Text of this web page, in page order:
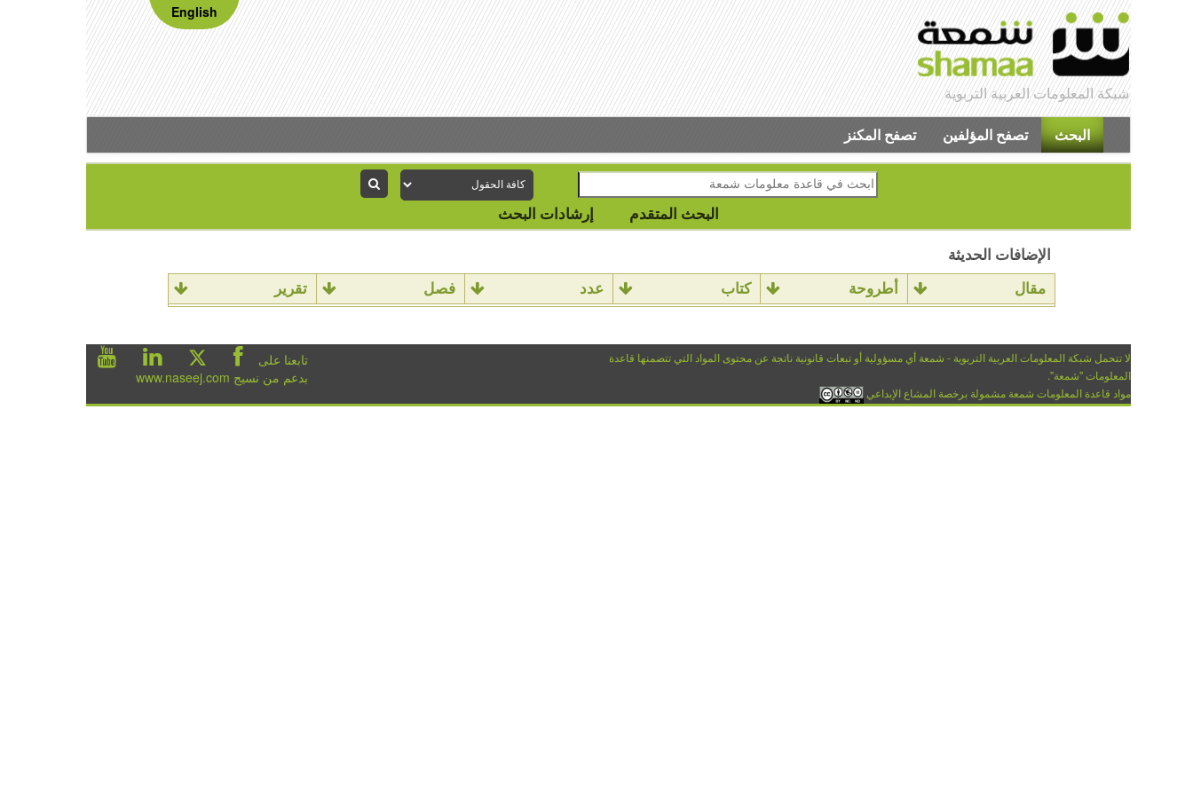
English
شبكة المعلومات العربية التربوية
البحث تصفح المؤلفين تصفح المكنز
البحث المتقدم إرشادات البحث
الإضافات الحديثة
مقال
أطروحة كتاب عدد فصل تقرير
لا تتحمل شبكة المعلومات العربية التربوية - شمعة أي مسؤولية أو تبعات قانونية ناتجة عن محتوى المواد التي تتضمنها قاعدة
المعلومات "شمعة".
مواد قاعدة المعلومات شمعة مشمولة برخصة المشاع الإبداعي
تابعنا على
بدعم من نسيج www.naseej.com